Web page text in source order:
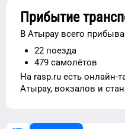
Прибытие
В Атырау всего
22 поезда
479 самолётов
На rasp.ru есть онлайн-
Атырау, вокзалов и